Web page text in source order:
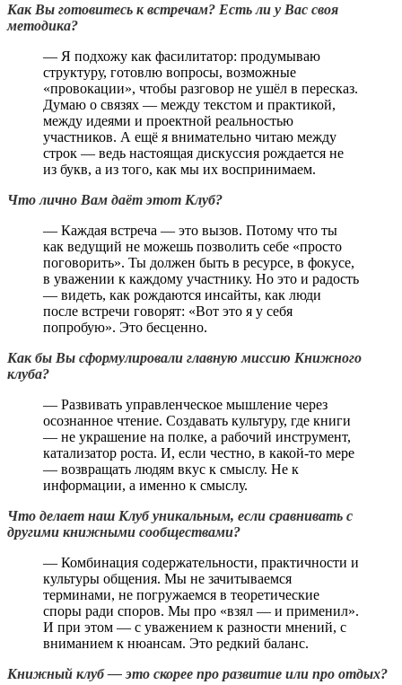
Как Вы готовитесь к встречам? Есть ли у Вас своя
методика?
— Я подхожу как фасилитатор: продумываю
структуру, готовлю вопросы, возможные
«провокации», чтобы разговор не ушёл в пересказ.
Думаю о связях — между текстом и практикой,
между идеями и проектной реальностью
участников. А ещё я внимательно читаю между
строк — ведь настоящая дискуссия рождается не
из букв, а из того, как мы их воспринимаем.
Что лично Вам даёт этот Клуб?
— Каждая встреча — это вызов. Потому что ты
как ведущий не можешь позволить себе «просто
поговорить». Ты должен быть в ресурсе, в фокусе,
в уважении к каждому участнику. Но это и радость
— видеть, как рождаются инсайты, как люди
после встречи говорят: «Вот это я у себя
попробую». Это бесценно.
Как бы Вы сформулировали главную миссию Книжного
клуба?
— Развивать управленческое мышление через
осознанное чтение. Создавать культуру, где книги
— не украшение на полке, а рабочий инструмент,
катализатор роста. И, если честно, в какой-то мере
— возвращать людям вкус к смыслу. Не к
информации, а именно к смыслу.
Что делает наш Клуб уникальным, если сравнивать с
другими книжными сообществами?
— Комбинация содержательности, практичности и
культуры общения. Мы не зачитываемся
терминами, не погружаемся в теоретические
споры ради споров. Мы про «взял — и применил».
И при этом — с уважением к разности мнений, с
вниманием к нюансам. Это редкий баланс.
Книжный клуб — это скорее про развитие или про отдых?